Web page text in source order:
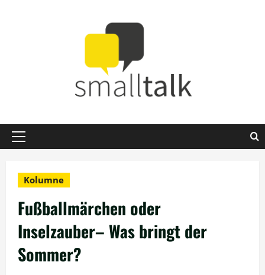
Primäres
Kolumne
Fußballmärchen oder
Inselzauber– Was bringt der
Sommer?